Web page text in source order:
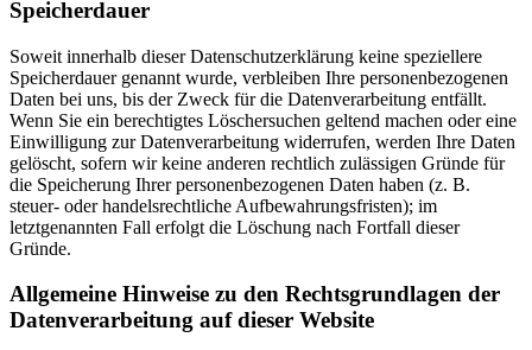
Speicherdauer
Soweit innerhalb dieser Datenschutzerklärung keine speziellere
Speicherdauer genannt wurde, verbleiben Ihre personenbezogenen
Daten bei uns, bis der Zweck für die Datenverarbeitung entfällt.
Wenn Sie ein berechtigtes Löschersuchen geltend machen oder eine
Einwilligung zur Datenverarbeitung widerrufen, werden Ihre Daten
gelöscht, sofern wir keine anderen rechtlich zulässigen Gründe für
die Speicherung Ihrer personenbezogenen Daten haben (z. B.
steuer- oder handelsrechtliche Aufbewahrungsfristen); im
letztgenannten Fall erfolgt die Löschung nach Fortfall dieser
Gründe.
Allgemeine Hinweise zu den Rechtsgrundlagen der
Datenverarbeitung auf dieser Website